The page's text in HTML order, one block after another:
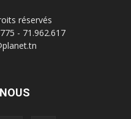
réservés
- 71.962.617